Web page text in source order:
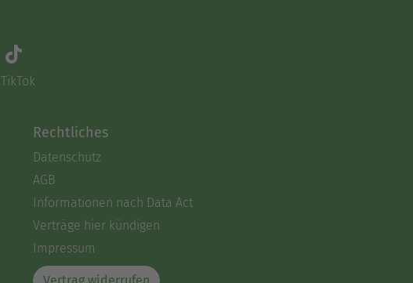
TikTok
Rechtliches
Datenschutz
AGB
Informationen nach Data Act
Verträge hier kündigen
Impressum
Vertrag widerrufen